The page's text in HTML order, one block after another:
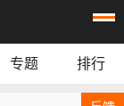
专题 排行